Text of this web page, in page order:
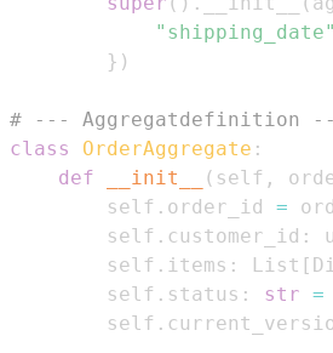
"shipping_date"
} )
# --- Aggregatdefinition
class
OrderAggregate :
def
__init__ ( self ,
        self
. order_id =
        self
. customer_id :
        self
. items : List [
        self
. status : str =
        self
.